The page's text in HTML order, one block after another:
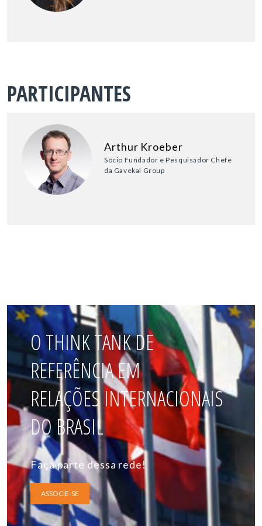
PARTICIPANTES
Arthur Kroeber
Sócio Fundador e Pesquisador Chefe
da Gavekal Group
O THINK TANK DE
REFERÊNCIA EM
RELAÇÕES INTERNACIONAIS
DO BRASIL
Faça parte dessa rede!
ASSOCIE-SE